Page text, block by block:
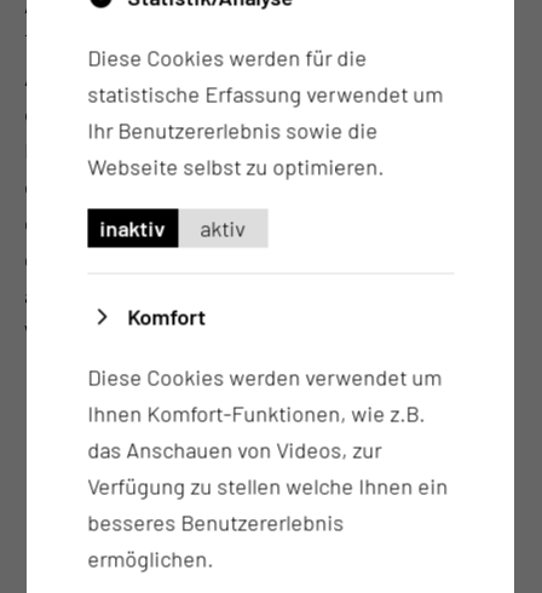
Thoraxchirurgie, der Urologie, der Hautklinik, der
Augenklinik, der septischen Chirurgie (bei
chronischen Wunden und Decubitalulzera) und der
chronischer Knocheninfektionen (Osteomyelitiden)
der Extremitäten sowie ggfs. die Unterstützung bei
der Behandlung des diabetischen Fußes oder
anderweitiger Fußdeformitäten mit schwierigen
Wundverhältnissen.
Diese Cookies werden für die
statistische Erfassung verwendet um
Ihr Benutzererlebnis sowie die
Webseite selbst zu optimieren.
inaktiv aktiv
Komfort
Diese Cookies werden verwendet um
Ihnen Komfort-Funktionen, wie z.B.
das Anschauen von Videos, zur
Verfügung zu stellen welche Ihnen ein
besseres Benutzererlebnis
ermöglichen.